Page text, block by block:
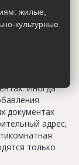
квартала
адрес,
Иногда
документах
адрес,
только
жилые,
культурные